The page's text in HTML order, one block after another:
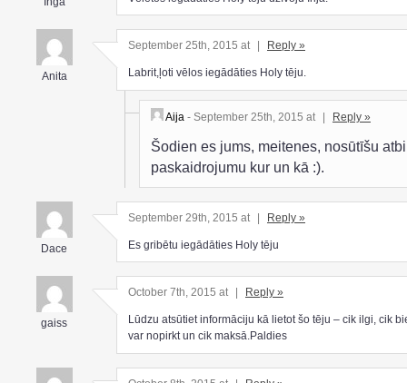
Anita
September 25th, 2015 at Reply »
Labrit,ļoti vēlos iegādāties Holy tēju.
Aija - September 25th, 2015 at Reply »
Šodien es jums, meitenes, nosūtīšu
paskaidrojumu kur un kā :).
Dace
September 29th, 2015 at | Reply »
Es gribētu iegādāties Holy tēju
gaiss
October 7th, 2015 at Reply »
Lūdzu atsūtiet informāciju kā lietot šo tēju – cik ilgi, cik
var nopirkt un cik maksā.Paldies